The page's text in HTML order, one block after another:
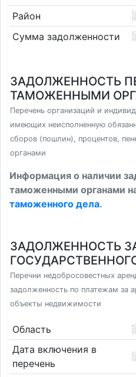
Район
Сумма задолженности
ЗАДОЛЖЕННОСТЬ
ТАМОЖЕННЫМИ
Перечень организаций и
имеющих неисполненную
сборов (пошлин), процентов,
органами
Информация о наличии
таможенными органами
таможенного дела.
ЗАДОЛЖЕННОСТЬ
Перечни недобросовестных
задолженность по платежам за
объекты недвижимости
Область
Дата включения в
перечень